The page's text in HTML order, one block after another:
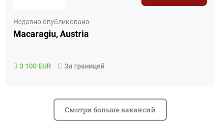
Недавно опубликовано
Macaragiu, Austria
3 100 EUR За границей
Смотри больше вакансий